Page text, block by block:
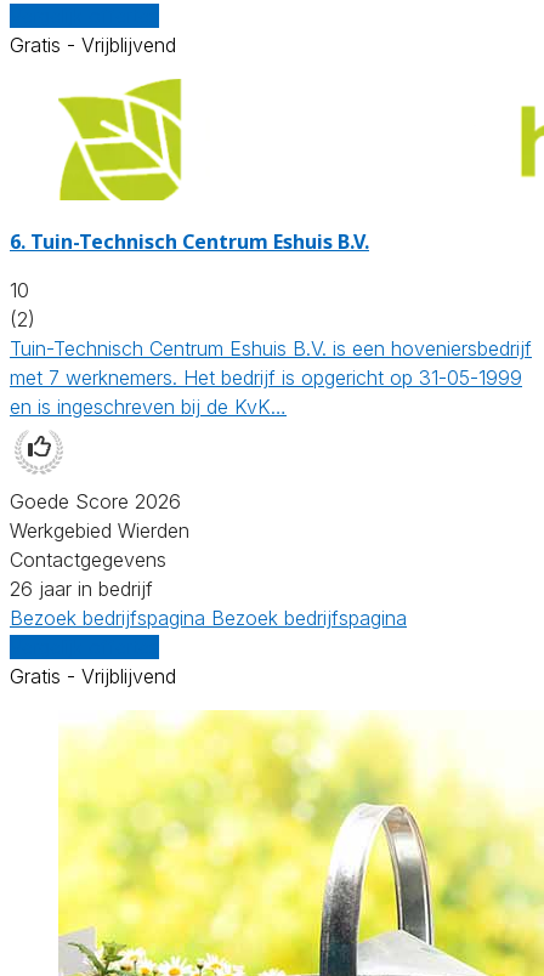
Gratis - Vrijblijvend
6. Tuin-Technisch Centrum Eshuis B.V.
10
(2)
Tuin-Technisch Centrum Eshuis B.V. is een hoveniersbedrijf
met 7 werknemers. Het bedrijf is opgericht op 31-05-1999
en is ingeschreven bij de KvK…
Goede Score 2026
Werkgebied Wierden
Contactgegevens
26 jaar in bedrijf
Bezoek bedrijfspagina Bezoek bedrijfspagina
Gratis - Vrijblijvend